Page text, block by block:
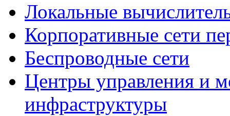
Локальные
Корпоративные сети
Беспроводные сети
Центры управления и
инфраструктуры